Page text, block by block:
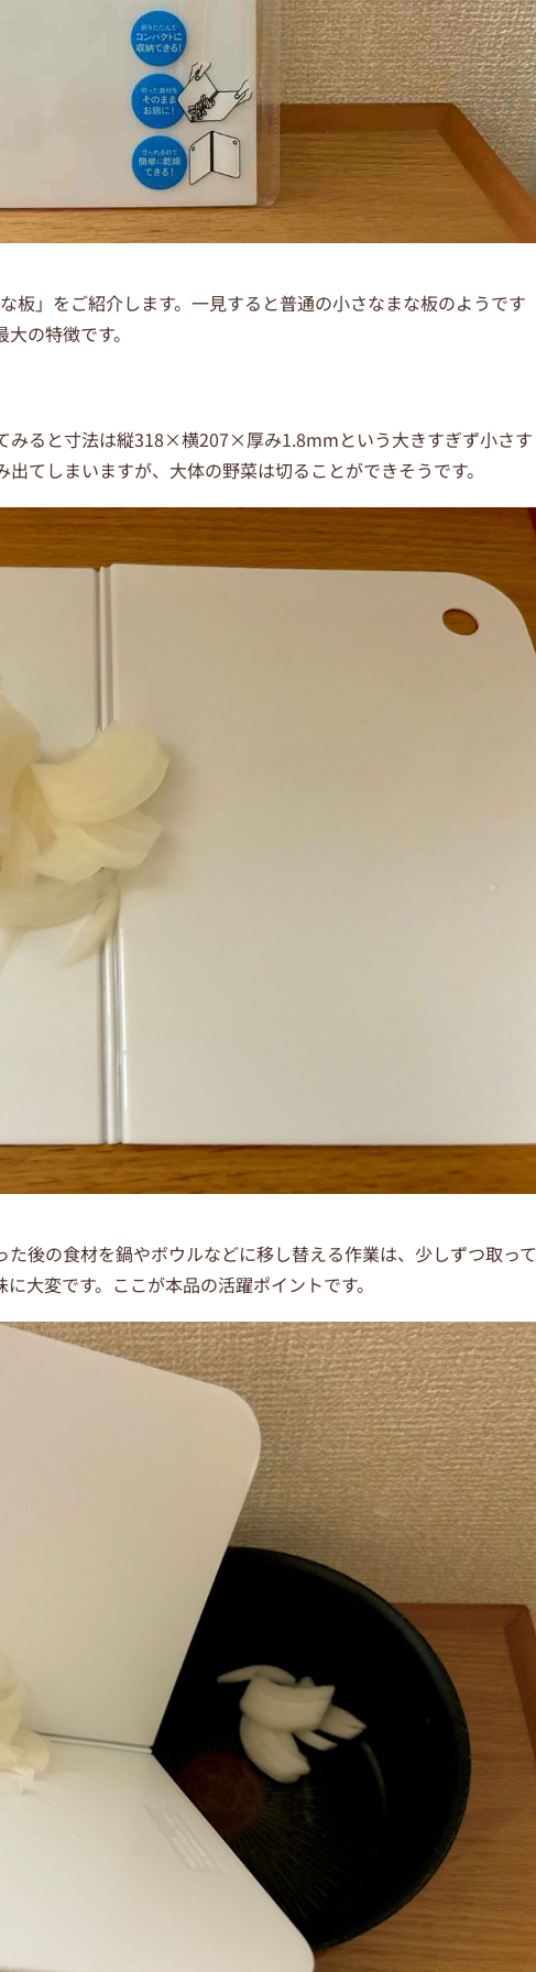
板」をご紹介します。一見すると普通の小さなまな板のようです
の特徴です。
みると寸法は縦318×横207×厚み1.8mmという大きすぎず小さす
てしまいますが、大体の野菜は切ることができそうです。
後の食材を鍋やボウルなどに移し替える作業は、少しずつ取って
大変です。 ここが本品の活躍ポイントです。